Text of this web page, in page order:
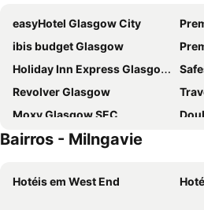
easyHotel Glasgow City
ibis budget Glasgow
Holiday Inn Express Glasgow - City Ctr Riverside By Ihg
Revolver Glasgow
Moxy Glasgow SEC
Travelodge Glasgow Queen Street
Point A Hotel Glasgow
Premier
Bairros - Milngavie
Hotéis em West End